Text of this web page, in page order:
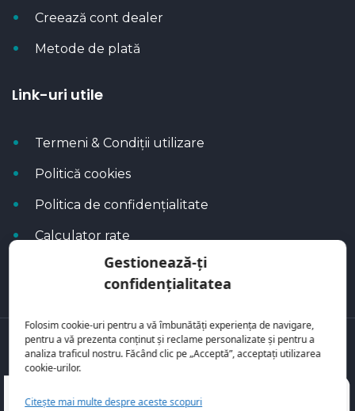
Gestionează-ți
confidențialitatea
Folosim cookie-uri pentru a vă îmbunătăți experiența de navigare,
pentru a vă prezenta conținut și reclame personalizate și pentru a
analiza traficul nostru. Făcând clic pe „Acceptă”, acceptați utilizarea
cookie-urilor.
Citește mai multe despre aceste scopuri
Creează cont dealer
Metode de plată
Link-uri utile
Termeni & Condiții utilizare
Politică cookies
Politica de confidențialitate
Calculator rate
Blog Autoflux
Toate mașinile se regăsesc peAutoFlux